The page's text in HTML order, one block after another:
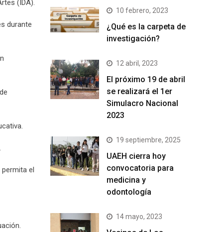
(IDA).
durante
el
10 febrero, 2023
¿Qué es la carpeta de
investigación?
12 abril, 2023
El próximo 19 de abril
se realizará el 1er
Simulacro Nacional
2023
19 septiembre, 2025
UAEH cierra hoy
convocatoria para
medicina y
odontología
14 mayo, 2023